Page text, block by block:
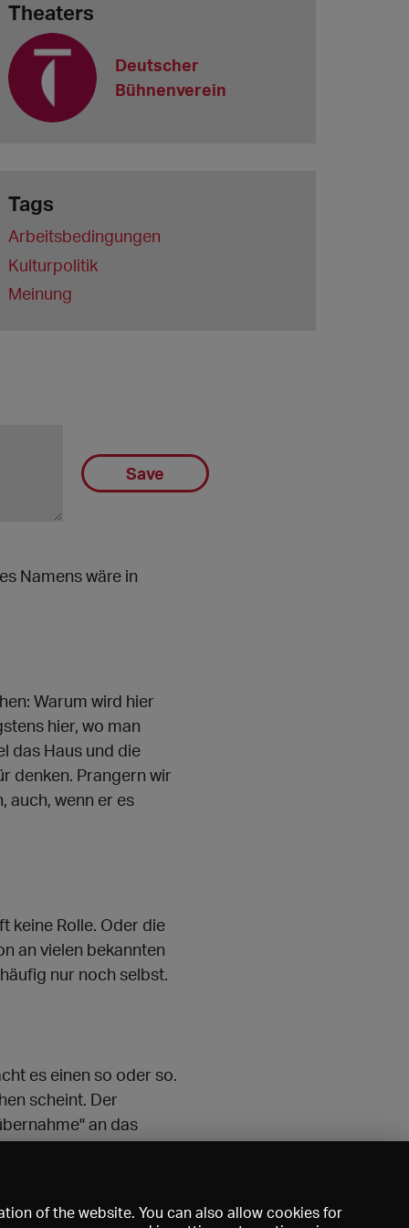
Theaters
Deutscher
Bühnenverein
Tags
Arbeitsbedingungen
Kulturpolitik
Meinung
Save
Namens wäre in
Warum wird hier
hier, wo man
das Haus und die
denken. Prangern wir
auch, wenn er es
keine Rolle. Oder die
an vielen bekannten
nur noch selbst.
es einen so oder so.
scheint. Der
an das
of the website. You can also allow cookies for